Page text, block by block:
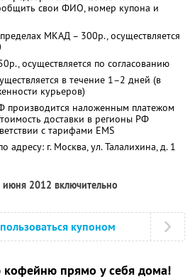
свои ФИО, номер купона и
МКАД – 300р., осуществляется
осуществляется по согласованию
в течение 1–2 дней (в
курьеров)
производится наложенным платежом
доставки в регионы РФ
с тарифами EMS
адресу: г. Москва, ул. Талалихина, д. 1
июня 2012 включительно
купоном
кофейню прямо у себя дома!